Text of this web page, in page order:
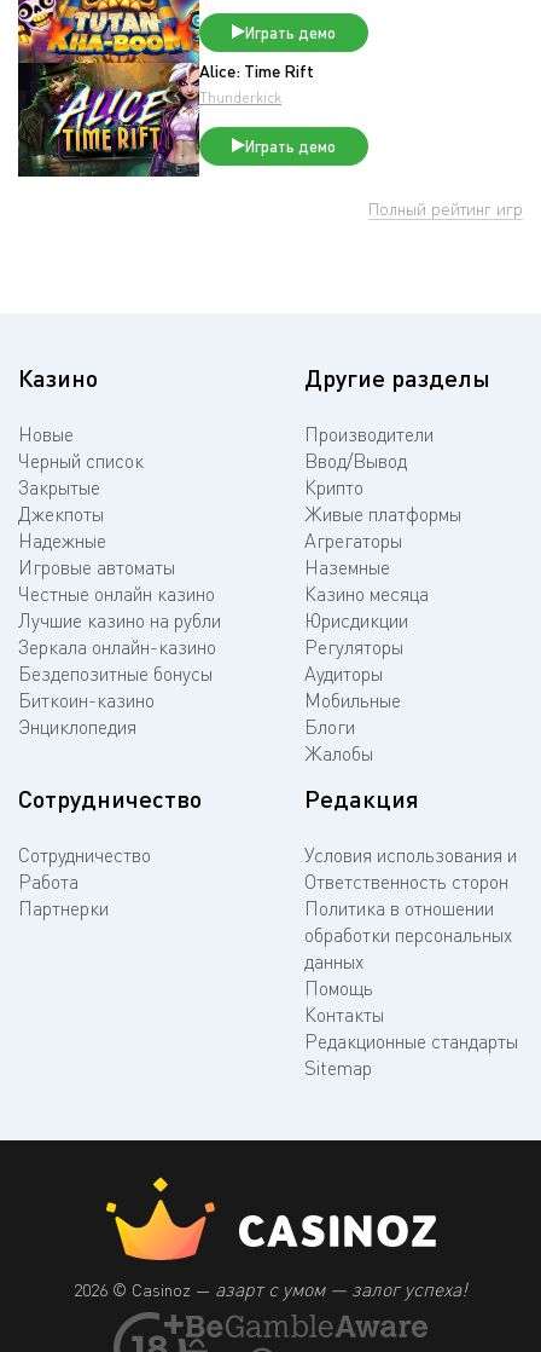
Играть демо
Alice: Time Rift
Thunderkick
Играть демо
Полный рейтинг игр
Казино
Новые
Черный список
Закрытые
Джекпоты
Надежные
Игровые автоматы
Честные онлайн казино
Лучшие казино на рубли
Зеркала онлайн-казино
Бездепозитные бонусы
Биткоин-казино
Энциклопедия
Другие разделы
Производители
Ввод/Вывод
Крипто
Живые платформы
Агрегаторы
Наземные
Казино месяца
Юрисдикции
Регуляторы
Аудиторы
Мобильные
Блоги
Жалобы
Сотрудничество
Сотрудничество
Работа
Партнерки
Редакция
Условия использования и
Ответственность сторон
Политика в отношении
обработки персональных
данных
Помощь
Контакты
Редакционные стандарты
Sitemap
2026 © Casinoz — азарт с умом — залог успеха!